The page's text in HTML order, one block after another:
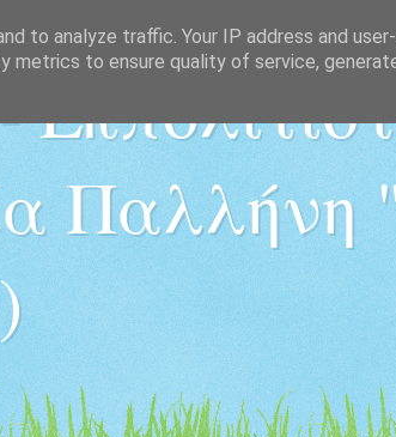
Παλλήνη
to analyze traffic. Your IP address and
metrics to ensure quality of service,